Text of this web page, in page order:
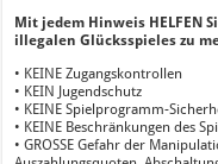
Mit jedem Hinweis HELFEN
illegalen Glücksspieles zu
• KEINE Zugangskontrollen
• KEIN Jugendschutz
• KEINE Spielprogramm-
• KEINE Beschränkungen des
• GROSSE Gefahr der